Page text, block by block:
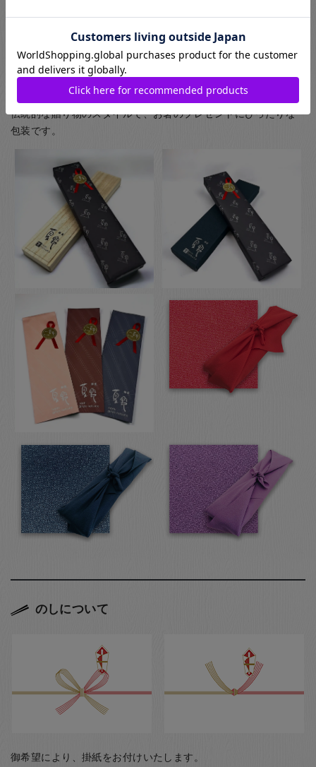
に入れてのお届けとなります(ギフト用はその上から包装紙にて
ラッピング)) お箸用の無料のラッピングは、箸袋に入れるタイ
プのものになります。
お箸用のギフトボックスをご注文いただいた方は、￥440-(税別)
でさらに風呂敷でのラッピングもご指定いただけます。日本の
伝統的な贈り物のスタイルで、お箸のプレゼントにぴったりな
包装です。
のしについて
御希望により、掛紙をお付けいたします。